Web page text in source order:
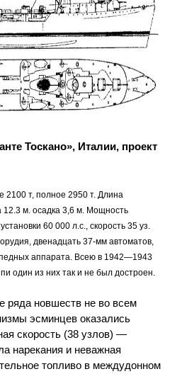
Тоскано», Италии, проект
2100 т, полное 2950 т. Длина
м. осадка 3,6 м. Мощность
60 000 л.с., скорость 35 уз.
двенадцать 37-мм автоматов,
аппарата. Всею в 1942—1943
один из них так и не был достроен.
ряда новшеств не во всем
эсминцев оказались
скорость (38 узлов) —
нарекания и неважная
топливо в междудонном